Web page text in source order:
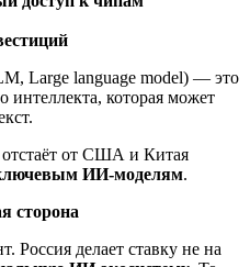
Large language model) — это
интеллекта, которая может
отстаёт от США и Китая
ИИ-моделям.
сторона
Россия делает ставку не на